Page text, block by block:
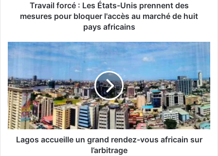
Travail forcé : Les États-Unis prennent des
mesures pour bloquer l'accès au marché de huit
pays africains
Lagos accueille un grand rendez-vous africain sur
l’arbitrage